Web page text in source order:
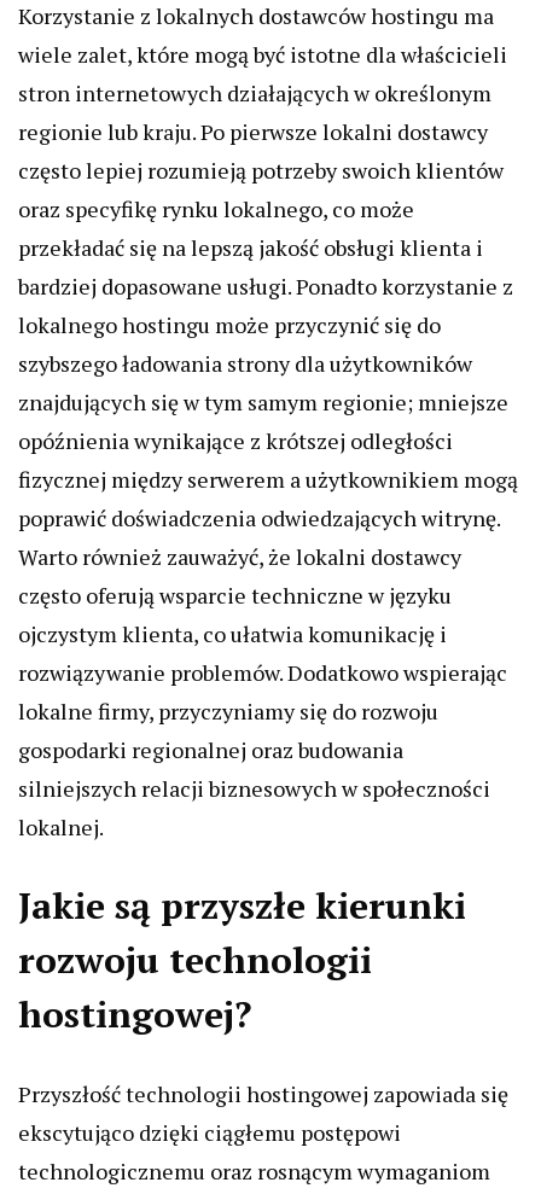
Korzystanie z lokalnych dostawców hostingu ma
wiele zalet, które mogą być istotne dla właścicieli
stron internetowych działających w określonym
regionie lub kraju. Po pierwsze lokalni dostawcy
często lepiej rozumieją potrzeby swoich klientów
oraz specyfikę rynku lokalnego, co może
przekładać się na lepszą jakość obsługi klienta i
bardziej dopasowane usługi. Ponadto korzystanie z
lokalnego hostingu może przyczynić się do
szybszego ładowania strony dla użytkowników
znajdujących się w tym samym regionie; mniejsze
opóźnienia wynikające z krótszej odległości
fizycznej między serwerem a użytkownikiem mogą
poprawić doświadczenia odwiedzających witrynę.
Warto również zauważyć, że lokalni dostawcy
często oferują wsparcie techniczne w języku
ojczystym klienta, co ułatwia komunikację i
rozwiązywanie problemów. Dodatkowo wspierając
lokalne firmy, przyczyniamy się do rozwoju
gospodarki regionalnej oraz budowania
silniejszych relacji biznesowych w społeczności
lokalnej.
Jakie są przyszłe kierunki
rozwoju technologii
hostingowej?
Przyszłość technologii hostingowej zapowiada się
ekscytująco dzięki ciągłemu postępowi
technologicznemu oraz rosnącym wymaganiom